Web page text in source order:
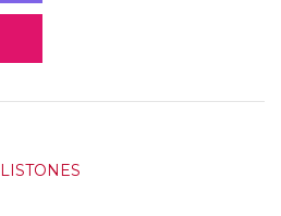
LISTONES